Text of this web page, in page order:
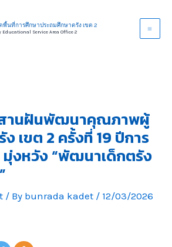
พื้นที่การศึกษาประถมศึกษาตรัง เขต 2
Service Area Office 2
สานฝันพัฒนาคุณภาพผู้
เขต 2 ครั้งที่ 19 ปีการ
งหวัง “พัฒนาเด็กตรัง
/ By bunrada kadet / 12/03/2026